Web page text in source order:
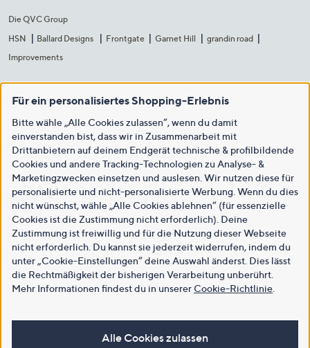
Die QVC Group
HSN
Ballard Designs Frontgate Garnet Hill
grandin road
Improvements
Für ein personalisiertes Shopping-Erlebnis
Bitte wähle „Alle Cookies zulassen“, wenn du damit
einverstanden bist, dass wir in Zusammenarbeit mit
Drittanbietern auf deinem Endgerät technische & profilbildende
Cookies und andere Tracking-Technologien zu Analyse- &
Marketingzwecken einsetzen und auslesen. Wir nutzen diese für
personalisierte und nicht-personalisierte Werbung. Wenn du dies
nicht wünschst, wähle „Alle Cookies ablehnen“ (für essenzielle
Cookies ist die Zustimmung nicht erforderlich). Deine
Zustimmung ist freiwillig und für die Nutzung dieser Webseite
nicht erforderlich. Du kannst sie jederzeit widerrufen, indem du
unter „Cookie-Einstellungen“ deine Auswahl änderst. Dies lässt
die Rechtmäßigkeit der bisherigen Verarbeitung unberührt.
Mehr Informationen findest du in unsererCookie-Richtlinie
Alle Cookies zulassen